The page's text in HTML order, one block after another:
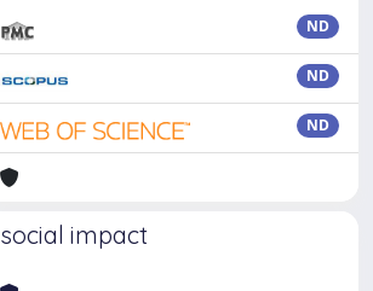
ND
ND
ND
social impact